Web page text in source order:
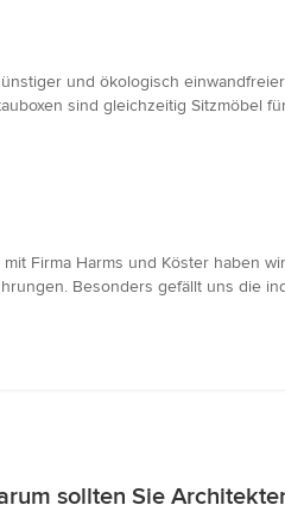
und ökologisch
sind gleichzeitig Sitzmöbel
Firma Harms und Köster haben
Besonders gefällt uns die
sollten Sie